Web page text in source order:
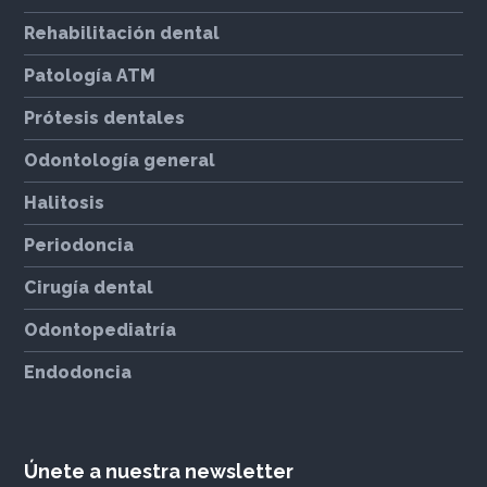
Rehabilitación dental
Patología ATM
Prótesis dentales
Odontología general
Halitosis
Periodoncia
Cirugía dental
Odontopediatría
Endodoncia
Únete a nuestra newsletter